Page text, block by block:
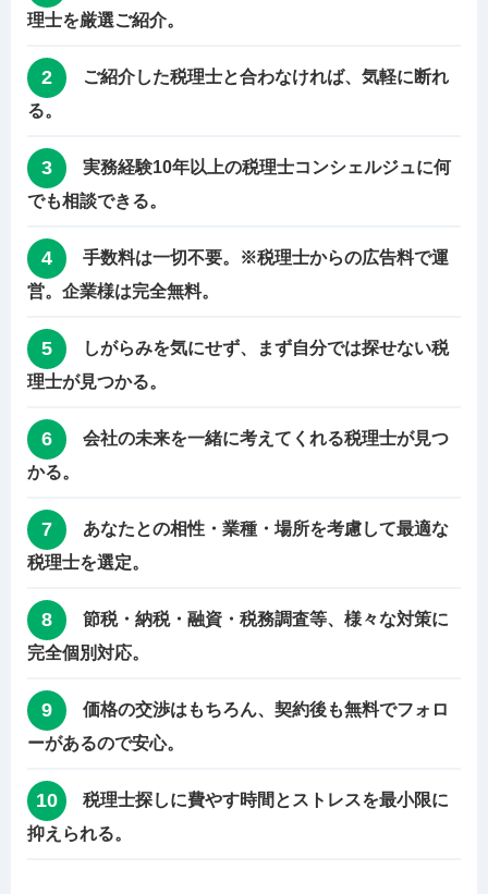
理士を厳選ご紹介。
2
ご紹介した税理士と合わなければ、気軽に断れ
る。
3
実務経験10年以上の税理士コンシェルジュに何
でも相談できる。
4
手数料は一切不要。※税理士からの広告料で運
営。企業様は完全無料。
5
しがらみを気にせず、まず自分では探せない税
理士が見つかる。
6
会社の未来を一緒に考えてくれる税理士が見つ
かる。
7
あなたとの相性・業種・場所を考慮して最適な
税理士を選定。
8
節税・納税・融資・税務調査等、様々な対策に
完全個別対応。
9
価格の交渉はもちろん、契約後も無料でフォロ
ーがあるので安心。
10
税理士探しに費やす時間とストレスを最小限に
抑えられる。